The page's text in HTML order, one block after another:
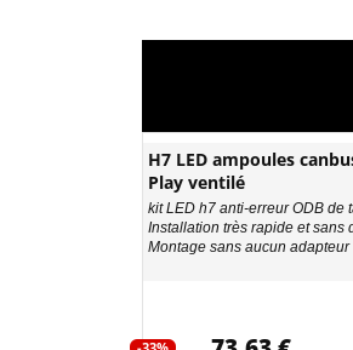
H7 LED ampoules
Play ventilé
kit LED h7 anti-erreur ODB de
Installation très rapide et sans
Montage sans aucun adapteur